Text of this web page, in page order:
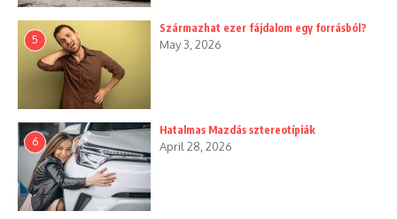
5
Származhat ezer fájdalom egy forrásból?
May 3, 2026
6
Hatalmas Mazdás sztereotípiák
April 28, 2026